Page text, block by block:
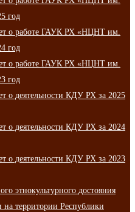
год
о работе ГАУК РХ «НЦНТ им.
год
о работе ГАУК РХ «НЦНТ им.
год
о деятельности КДУ РХ за 2025
о деятельности КДУ РХ за 2024
о деятельности КДУ РХ за 2023
этнокультурного достояния
территории Республики